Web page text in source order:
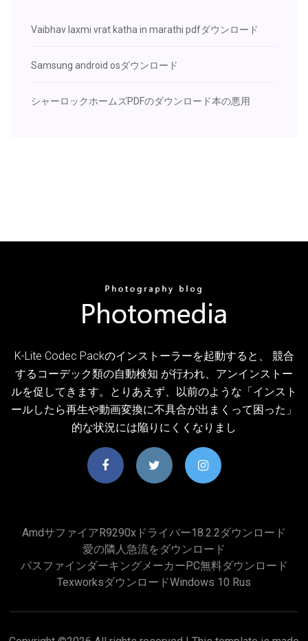
Vaibhav laxmi vrat katha in marathi pdfダウンロード
Samsung android osダウンロード
シャーロックホームズPDFのダウンロード本の悪用
K-Lite Codec Packのインストーラーを起動すると、 競合
するコーデック類の自動検知 が行われ、アンインストー
ルを促してきます。とりあえず、以前のような「インスト
ールしたら再生や動画変換に不具合が出まくって困った」
的な状況には陥りにくくなりまし
Amdサファイアr9290xドライバー18.2.2ダウンロード
愛の隣人急流をダウンロード
パスファインダーキングメーカーPC無料ダウンロード
Texworksダウンロードwindows 10 Rus